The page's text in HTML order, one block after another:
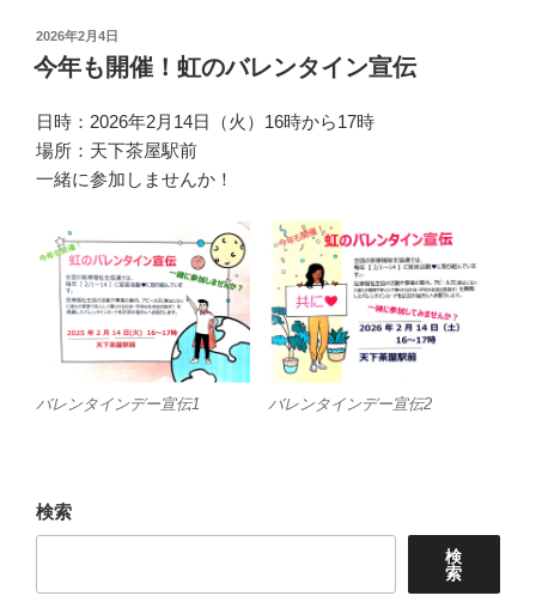
投
稿
日:
2026年2月4日
今年も開催！虹のバレンタイン宣伝
日時：2026年2月14日（火）16時から17時
場所：天下茶屋駅前
一緒に参加しませんか！
バレンタインデー宣伝1 バレンタインデー宣伝2
検索
検
索